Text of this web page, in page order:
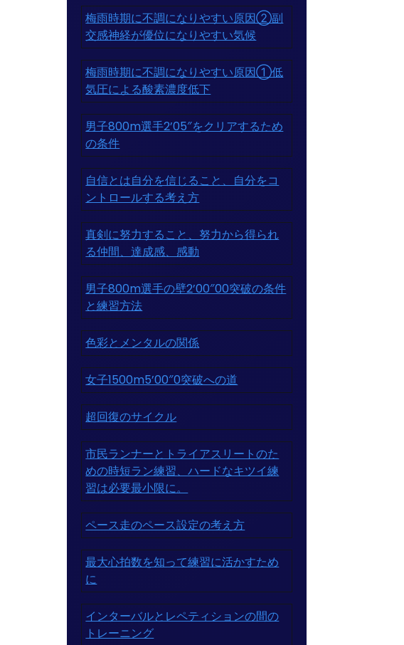
梅雨時期に不調になりやすい原因②副
交感神経が優位になりやすい気候
梅雨時期に不調になりやすい原因①低
気圧による酸素濃度低下
男子800m選手2’05″をクリアするため
の条件
自信とは自分を信じること、自分をコ
ントロールする考え方
真剣に努力すること、努力から得られ
る仲間、達成感、感動
男子800m選手の壁2’00″00突破の条件
と練習方法
色彩とメンタルの関係
女子1500m5’00″0突破への道
超回復のサイクル
市民ランナーとトライアスリートのた
めの時短ラン練習、ハードなキツイ練
習は必要最小限に。
ペース走のペース設定の考え方
最大心拍数を知って練習に活かすため
に
インターバルとレペティションの間の
トレーニング